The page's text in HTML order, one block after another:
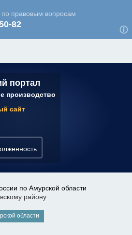
портал
производство
сайт
22-64
по Амурской области
району
области